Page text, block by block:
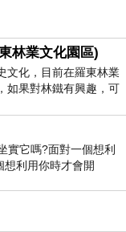
內湖線）與計
於北安路上、
，可連結美麗
場，亦可通往
林業文化園區)
文化，目前在羅東林業
如果對林鐵有興趣，可
下
實它嗎?面對一個想利
想利用你時才會開